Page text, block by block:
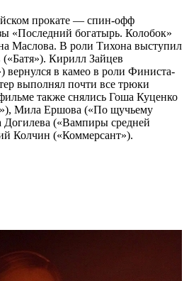
прокате — спин-офф
«Последний богатырь. Колобок»
Маслова. В роли Тихона выступил
Кирилл Зайцев
вернулся в камео в роли Финиста-
выполнял почти все трюки
также снялись Гоша Куценко
Мила Ершова («По щучьему
Догилева («Вампиры средней
Колчин («Коммерсант»).